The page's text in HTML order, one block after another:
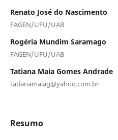
Renato José do Nascimento
FAGEN/UFU/UAB
Rogéria Mundim Saramago
FAGEN/UFU/UAB
Tatiana Maia Gomes Andrade
tatianamaiag@yahoo.com.br
Resumo